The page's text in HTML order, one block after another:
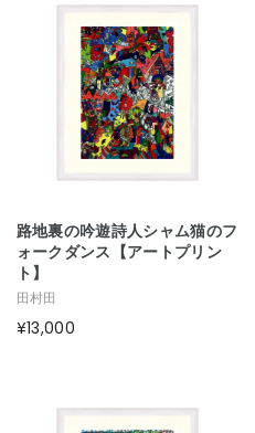
路地裏の吟遊詩人シャム猫のフ
ォークダンス【アートプリン
ト】
田村田
¥13,000